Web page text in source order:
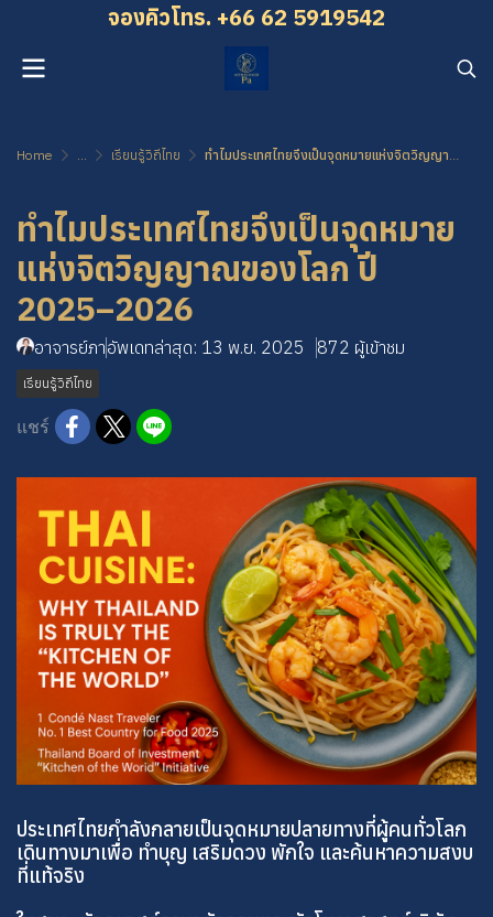
จองคิว โทร. +66 62 5919542
Home ... เรียนรู้วิถีไทย ทำไมประเทศไทยจึงเป็นจุดหมายแห่งจิตวิญญาณของโลก ปี 2025–2026
ทำไมประเทศไทยจึงเป็นจุดหมาย
แห่งจิตวิญญาณของโลก ปี
2025–2026
อาจารย์ภาอัพเดทล่าสุด: 13 พ.ย. 2025 872 ผู้เข้าชม
เรียนรู้วิถีไทย
แชร์
ประเทศไทยกำลังกลายเป็นจุดหมายปลายทางที่ผู้คนทั่วโลก
เดินทางมาเพื่อ ทำบุญ เสริมดวง พักใจ และค้นหาความสงบ
ที่แท้จริง